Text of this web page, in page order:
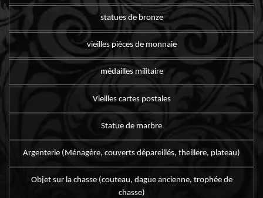
statues de bronze
vieilles pièces de monnaie
médailles militaire
Vieilles cartes postales
Statue de marbre
Argenterie (Ménagère, couverts dépareillés, theillere, plateau)
Objet sur la chasse (couteau, dague ancienne, trophée de
chasse)